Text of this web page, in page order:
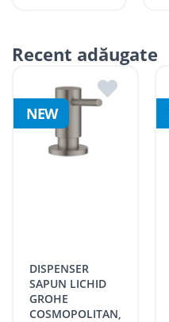
Recent adăugate
DISPENSER
SAPUN LICHID
GROHE
COSMOPOLITAN,
NEW